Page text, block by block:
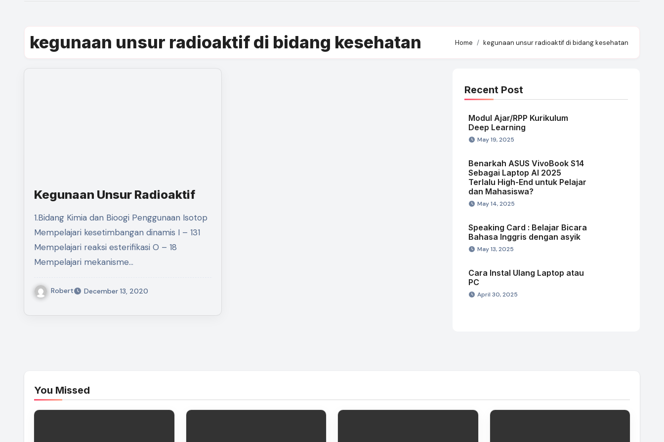
kegunaan unsur radioaktif di bidang kesehatan Home kegunaan unsur radioaktif di bidang kesehatan
Kegunaan Unsur Radioaktif
1.Bidang Kimia dan Bioogi Penggunaan Isotop
Mempelajari kesetimbangan dinamis I – 131
Mempelajari reaksi esterifikasi O – 18
Mempelajari mekanisme…
Robert December 13, 2020
Recent Post
Modul Ajar/RPP Kurikulum
Deep Learning
May 19, 2025
Benarkah ASUS VivoBook S14
Sebagai Laptop AI 2025
Terlalu High-End untuk Pelajar
dan Mahasiswa?
May 14, 2025
Speaking Card : Belajar Bicara
Bahasa Inggris dengan asyik
May 13, 2025
Cara Instal Ulang Laptop atau
PC
April 30, 2025
You Missed